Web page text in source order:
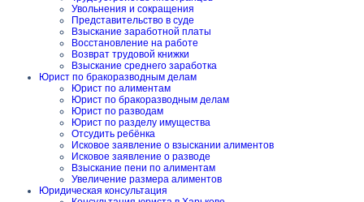
Увольнения и сокращения
Представительство в суде
Взыскание заработной платы
Восстановление на работе
Возврат трудовой книжки
Взыскание среднего заработка
Юрист по бракоразводным делам
Юрист по алиментам
Юрист по бракоразводным делам
Юрист по разводам
Юрист по разделу имущества
Отсудить ребёнка
Исковое заявление о взыскании алиментов
Исковое заявление о разводе
Взыскание пени по алиментам
Увеличение размера алиментов
Юридическая консультация